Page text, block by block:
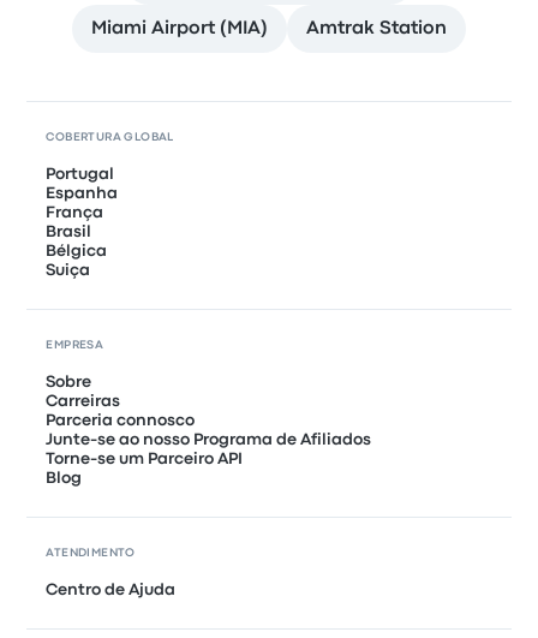
Miami Airport (MIA) Amtrak Station
COBERTURA GLOBAL
Portugal
Espanha
França
Brasil
Bélgica
Suiça
EMPRESA
Sobre
Carreiras
Parceria connosco
Junte-se ao nosso Programa de Afiliados
Torne-se um Parceiro API
Blog
ATENDIMENTO
Centro de Ajuda